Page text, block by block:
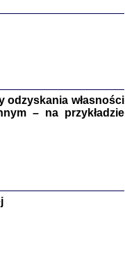
Jan Grabowski
odzyskania własności
– na przykładzie